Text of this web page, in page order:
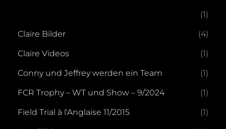
(1)
Claire Bilder (4)
Claire Videos (1)
Conny und Jeffrey werden ein Team (1)
FCR Trophy – WT und Show – 9/2024 (1)
Field Trial à l'Anglaise 11/2015 (1)